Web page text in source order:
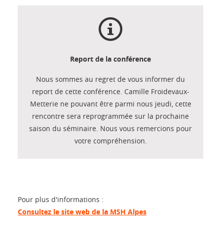
Report de la conférence
Nous sommes au regret de vous informer du
report de cette conférence. Camille Froidevaux-
Metterie ne pouvant être parmi nous jeudi, cette
rencontre sera reprogrammée sur la prochaine
saison du séminaire. Nous vous remercions pour
votre compréhension.
Pour plus d'informations :
Consultez le site web de la MSH Alpes